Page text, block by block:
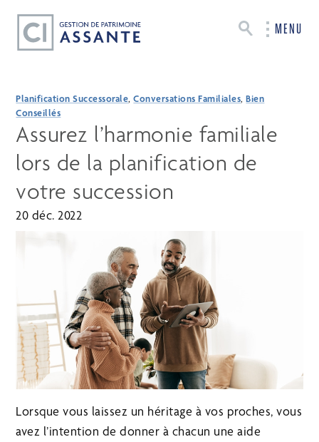
MENU
Planification Successorale,Conversations Familiales,Bien
Conseillés
Assurez l’harmonie familiale
lors de la planification de
votre succession
20 déc. 2022
Lorsque vous laissez un héritage à vos proches, vous
avez l’intention de donner à chacun une aide